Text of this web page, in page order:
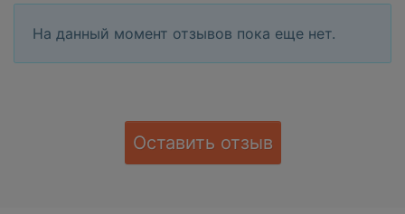
На данный момент отзывов пока еще нет.
Оставить отзыв